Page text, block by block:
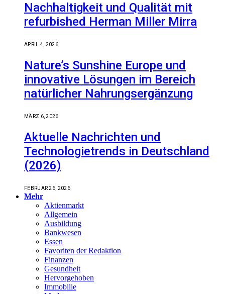
Nachhaltigkeit und Qualität mit
refurbished Herman Miller Mirra
APRIL 4, 2026
Nature’s Sunshine Europe und
innovative Lösungen im Bereich
natürlicher Nahrungsergänzung
MÄRZ 6, 2026
Aktuelle Nachrichten und
Technologietrends in Deutschland
(2026)
FEBRUAR 26, 2026
Mehr
Aktienmarkt
Allgemein
Ausbildung
Bankwesen
Essen
Favoriten der Redaktion
Finanzen
Gesundheit
Hervorgehoben
Immobilie